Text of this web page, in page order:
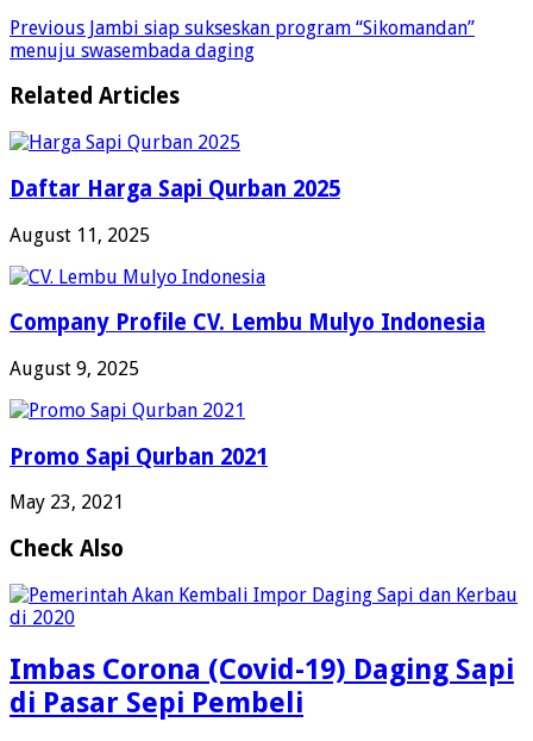
Previous Jambi siap sukseskan program “Sikomandan”
menuju swasembada daging
Related Articles
Daftar Harga Sapi Qurban 2025
August 11, 2025
Company Profile CV. Lembu Mulyo Indonesia
August 9, 2025
Promo Sapi Qurban 2021
May 23, 2021
Check Also
Imbas Corona (Covid-19) Daging Sapi
di Pasar Sepi Pembeli